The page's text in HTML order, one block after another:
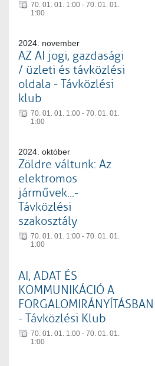
70. 01. 01. 1:00 - 70. 01. 01.
1:00
2024. november
AZ AI jogi, gazdasági
/ üzleti és távközlési
oldala - Távközlési
klub
70. 01. 01. 1:00 - 70. 01. 01.
1:00
2024. október
Zöldre váltunk: Az
elektromos
járművek...-
Távközlési
szakosztály
70. 01. 01. 1:00 - 70. 01. 01.
1:00
AI, ADAT ÉS
KOMMUNIKÁCIÓ A
FORGALOMIRÁNYÍTÁSBAN
- Távközlési Klub
70. 01. 01. 1:00 - 70. 01. 01.
1:00